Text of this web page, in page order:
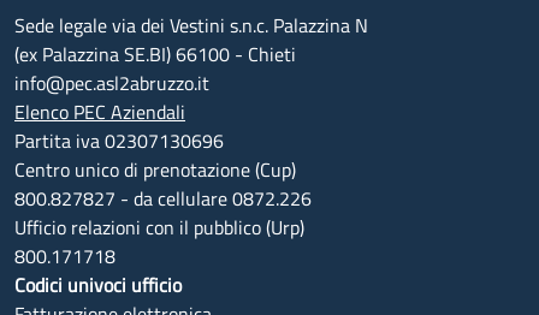
Sede legale via dei Vestini s.n.c. Palazzina N
(ex Palazzina SE.BI) 66100 - Chieti
info@pec.asl2abruzzo.it
Elenco PEC Aziendali
Partita iva 02307130696
Centro unico di prenotazione (Cup)
800.827827 - da cellulare 0872.226
Ufficio relazioni con il pubblico (Urp)
800.171718
Codici univoci ufficio